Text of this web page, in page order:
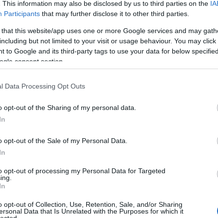
This information may also be disclosed by us to third parties on the
Participants that may further disclose it to other third parties.
that this website/app uses one or more Google services and may
but not limited to your visit or usage behaviour. You may
to Google and its third-party tags to use your data for below
consent section.
Data Processing Opt Outs
opt-out of the Sharing of my personal data.
opt-out of the Sale of my Personal Data.
opt-out of processing my Personal Data for Targeted
opt-out of Collection, Use, Retention, Sale, and/or Sharing
Data that Is Unrelated with the Purposes for which it
(
(18